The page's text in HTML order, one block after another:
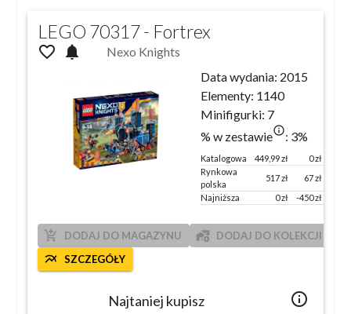
LEGO 70317 - Fortrex
favorite_outline notifications
Nexo Knights
Data wydania: 2015
Elementy: 1140
Minifigurki: 7
% w zestawieinfo_outlined
: 3%
Katalogowa 449,99zł 0 zł
Rynkowa
polska
517zł 67zł
Najniższa
0zł -450zł
add_shopping_cart DODAJ DO MAGAZYNU add_home_work DODAJ DO KOLEKCJI
multiline_chart SZCZEGÓŁY
info_outlined
Najtaniej kupisz